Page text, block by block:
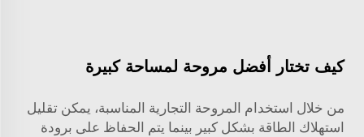
كيف تختار أفضل مروحة لمساحة كبيرة
من خلال استخدام المروحة التجارية المناسبة، يمكن تقليل
استهلاك الطاقة بشكل كبير بينما يتم الحفاظ على برودة